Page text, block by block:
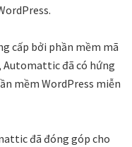
cấp bởi phần mềm mã
Automattic đã có hứng
mềm WordPress miễn
đã đóng góp cho